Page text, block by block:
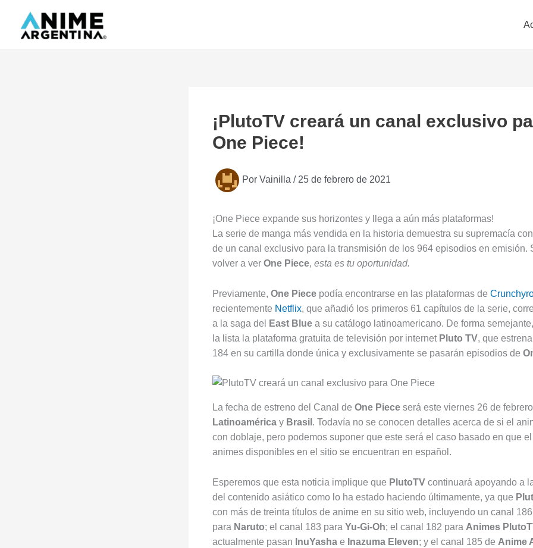
contenido
¡PlutoTV creará un canal exclusivo
One Piece!
Por Vainilla / 25 de febrero de 2021
¡One Piece expande sus horizontes y llega a aún más plataformas!
La serie de manga más vendida en la historia demuestra su supremacía
de un canal exclusivo para la transmisión de los 964 episodios en emisión.
volver a ver One Piece, esta es tu oportunidad.
Previamente, One Piece podía encontrarse en las plataformas de
recientemente Netflix, que añadió los primeros 61 capítulos de la serie,
a la saga del
East Blue a su catálogo latinoamericano. De forma
la lista la plataforma gratuita de televisión por internet Pluto TV, que
184 en su cartilla donde única y exclusivamente se pasarán episodios de
La fecha de estreno del Canal de One Piece será este viernes 26 de
Latinoamérica y Brasil . Todavía no se conocen detalles acerca de si el
con doblaje, pero podemos suponer que este será el caso basado en que
animes disponibles en el sitio se encuentran en español.
Esperemos que esta noticia implique que PlutoTV continuará apoyando a
del contenido asiático como lo ha estado haciendo últimamente, ya que
con más de treinta títulos de anime en su sitio web, incluyendo un canal
para Naruto; el canal 183 para Yu-Gi-Oh; el canal 182 para Animes
actualmente pasan InuYasha e Inazuma Eleven; y el canal 185 de Anime